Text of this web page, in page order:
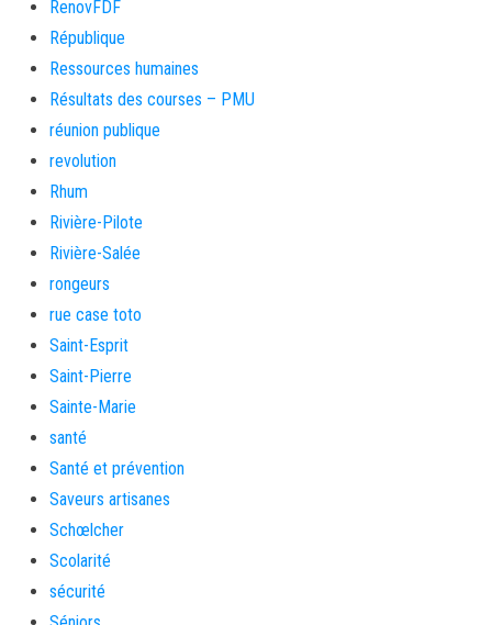
RenovFDF
République
Ressources humaines
Résultats des courses – PMU
réunion publique
revolution
Rhum
Rivière-Pilote
Rivière-Salée
rongeurs
rue case toto
Saint-Esprit
Saint-Pierre
Sainte-Marie
santé
Santé et prévention
Saveurs artisanes
Schœlcher
Scolarité
sécurité